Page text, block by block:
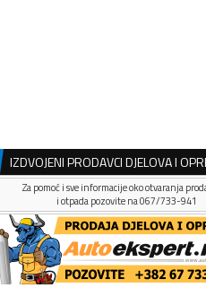
IZDVOJENI PRODAVCI DJELOVA I
Za pomoć i sve informacije oko otvaranja
i otpada pozovite na 067/733-941